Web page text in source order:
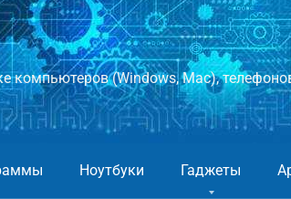
компьютеров (Windows, Mac),
Ноутбуки Гаджеты